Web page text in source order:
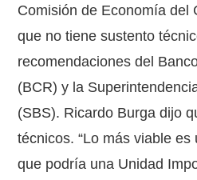
Comisión de Economía del
que no tiene sustento
recomendaciones del
(BCR) y la
(SBS). Ricardo Burga dijo
técnicos. “Lo más viable
que podría una Unidad